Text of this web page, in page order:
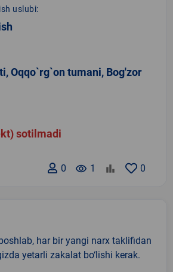
uslubi:
Oqqo`rg`on tumani, Bog'zor
sotilmadi
0
remove_red_eye 1
0
har bir yangi narx taklifidan
yetarli zakalat bo‘lishi kerak.